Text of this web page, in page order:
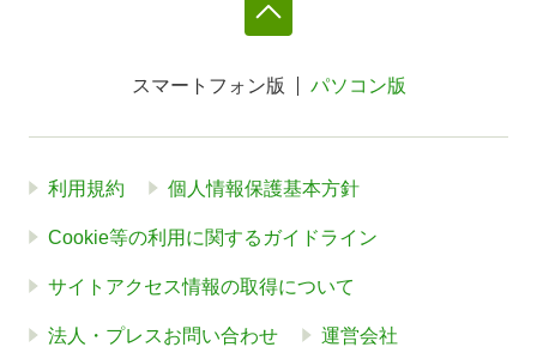
スマートフォン版 パソコン版
利用規約 個人情報保護基本方針
Cookie等の利用に関するガイドライン
サイトアクセス情報の取得について
法人・プレスお問い合わせ 運営会社